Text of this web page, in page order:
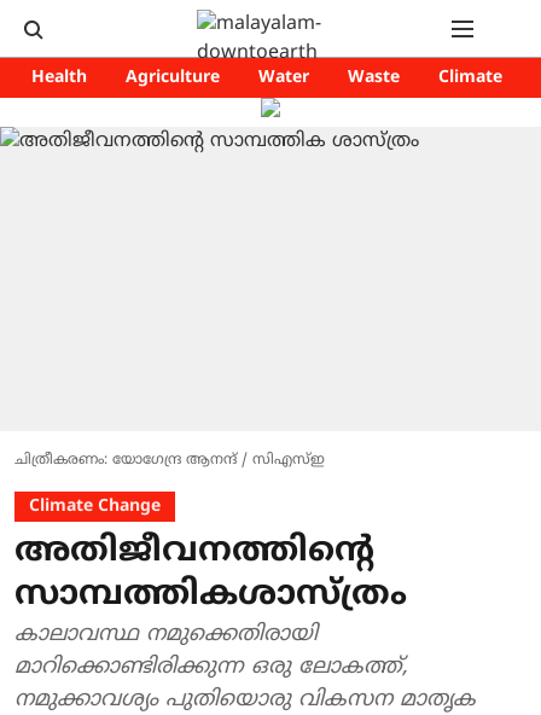
Health Agriculture Water Waste Climate
ചിത്രീകരണം: യോഗേന്ദ്ര ആനന്ദ് / സിഎസ്ഇ
Climate Change
അതിജീവനത്തിന്റെ
സാമ്പത്തികശാസ്ത്രം
കാലാവസ്ഥ നമുക്കെതിരായി
മാറിക്കൊണ്ടിരിക്കുന്ന ഒരു ലോകത്ത്,
നമുക്കാവശ്യം പുതിയൊരു വികസന മാതൃക